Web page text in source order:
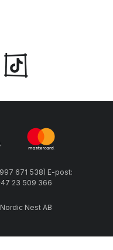
671 538) E-post:
23 509 366
Nest AB